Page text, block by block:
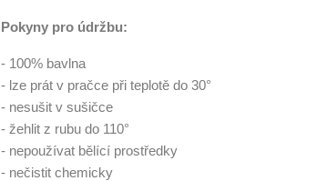
Pokyny pro údržbu:
- 100% bavlna
- lze prát v pračce při teplotě do 30°
- nesušit v sušičce
- žehlit z rubu do 110°
- nepoužívat bělící prostředky
- nečistit chemicky